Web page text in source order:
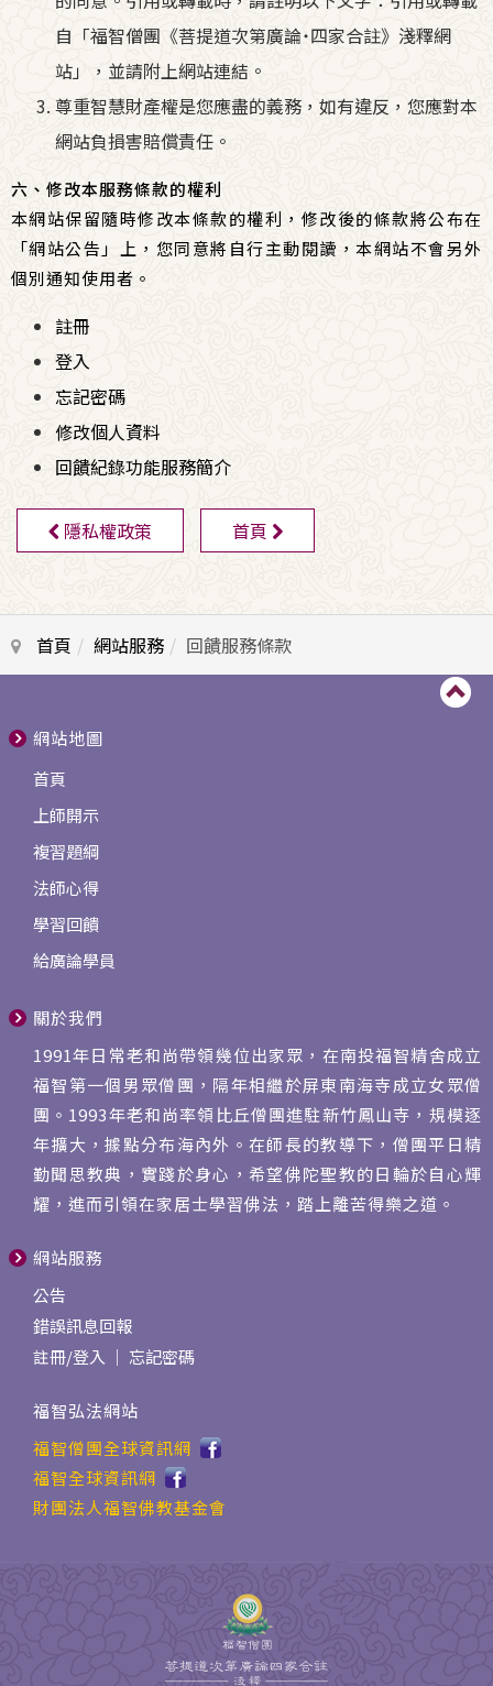
自「福智僧團《菩提道次第廣論˙四家合註》淺釋網
站」，並請附上網站連結。
尊重智慧財產權是您應盡的義務，如有違反，您應對本
網站負損害賠償責任。
六、修改本服務條款的權利
本網站保留隨時修改本條款的權利，修改後的條款將公布在
「網站公告」上，您同意將自行主動閱讀，本網站不會另外
個別通知使用者。
註冊
登入
忘記密碼
修改個人資料
回饋紀錄功能服務簡介
隱私權政策 首頁
首頁 網站服務 回饋服務條款
網站地圖
首頁
上師開示
複習題綱
法師心得
學習回饋
給廣論學員
關於我們
1991年日常老和尚帶領幾位出家眾，在南投福智精舍成立
福智第一個男眾僧團，隔年相繼於屏東南海寺成立女眾僧
團。1993年老和尚率領比丘僧團進駐新竹鳳山寺，規模逐
年擴大，據點分布海內外。在師長的教導下，僧團平日精
勤聞思教典，實踐於身心，希望佛陀聖教的日輪於自心輝
耀，進而引領在家居士學習佛法，踏上離苦得樂之道。
網站服務
公告
錯誤訊息回報
註冊/登入 ｜ 忘記密碼
福智弘法網站
福智僧團全球資訊網
福智全球資訊網
財團法人福智佛教基金會